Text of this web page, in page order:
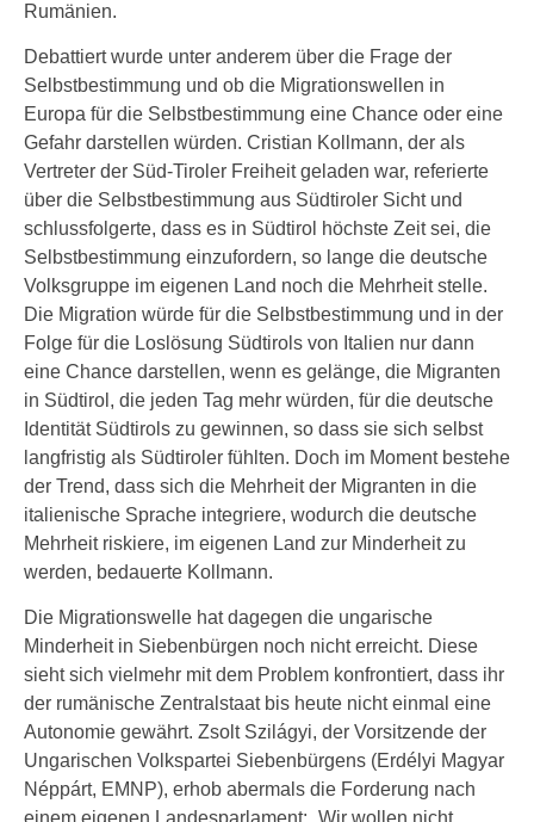
Rumänien.
Debattiert wurde unter anderem über die Frage der
Selbstbestimmung und ob die Migrationswellen in
Europa für die Selbstbestimmung eine Chance oder eine
Gefahr darstellen würden. Cristian Kollmann, der als
Vertreter der Süd-Tiroler Freiheit geladen war, referierte
über die Selbstbestimmung aus Südtiroler Sicht und
schlussfolgerte, dass es in Südtirol höchste Zeit sei, die
Selbstbestimmung einzufordern, so lange die deutsche
Volksgruppe im eigenen Land noch die Mehrheit stelle.
Die Migration würde für die Selbstbestimmung und in der
Folge für die Loslösung Südtirols von Italien nur dann
eine Chance darstellen, wenn es gelänge, die Migranten
in Südtirol, die jeden Tag mehr würden, für die deutsche
Identität Südtirols zu gewinnen, so dass sie sich selbst
langfristig als Südtiroler fühlten. Doch im Moment bestehe
der Trend, dass sich die Mehrheit der Migranten in die
italienische Sprache integriere, wodurch die deutsche
Mehrheit riskiere, im eigenen Land zur Minderheit zu
werden, bedauerte Kollmann.
Die Migrationswelle hat dagegen die ungarische
Minderheit in Siebenbürgen noch nicht erreicht. Diese
sieht sich vielmehr mit dem Problem konfrontiert, dass ihr
der rumänische Zentralstaat bis heute nicht einmal eine
Autonomie gewährt. Zsolt Szilágyi, der Vorsitzende der
Ungarischen Volkspartei Siebenbürgens (Erdélyi Magyar
Néppárt, EMNP), erhob abermals die Forderung nach
einem eigenen Landesparlament: „Wir wollen nicht